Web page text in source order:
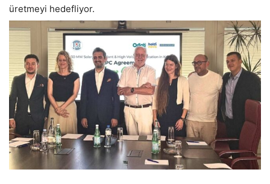
üretmeyi hedefliyor.